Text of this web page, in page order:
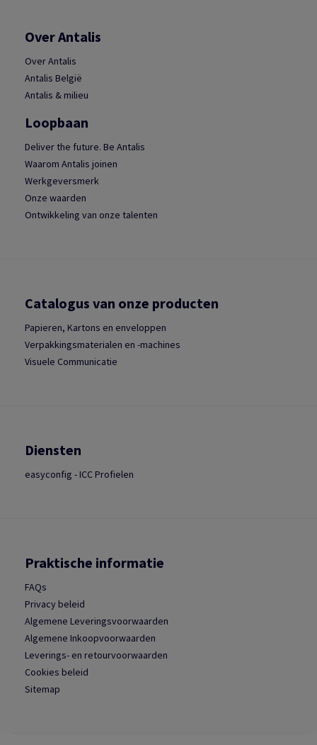
Over Antalis
Over Antalis
Antalis België
Antalis & milieu
Loopbaan
Deliver the future. Be Antalis
Waarom Antalis joinen
Werkgeversmerk
Onze waarden
Ontwikkeling van onze talenten
Catalogus van onze producten
Papieren, Kartons en enveloppen
Verpakkingsmaterialen en -machines
Visuele Communicatie
Diensten
easyconfig - ICC Profielen
Praktische informatie
FAQs
Privacy beleid
Algemene Leveringsvoorwaarden
Algemene Inkoopvoorwaarden
Leverings- en retourvoorwaarden
Cookies beleid
Sitemap